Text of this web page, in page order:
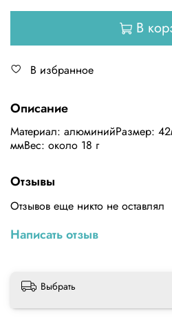
В
В избранное
Описание
Материал: алюминийРазмер:
ммВес: около 18 г
Отзывы
Отзывов еще никто не оставлял
Написать отзыв
Выбрать